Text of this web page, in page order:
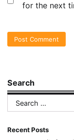
for the next
Search
Search
for:
Recent Posts